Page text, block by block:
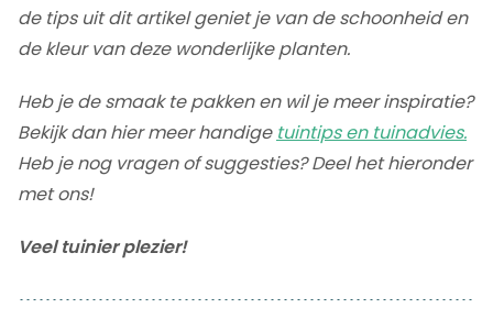
de tips uit dit artikel geniet je van de schoonheid en
de kleur van deze wonderlijke planten.
Heb je de smaak te pakken en wil je meer inspiratie?
Bekijk dan hier meer handige tuintips en tuinadvies.
Heb je nog vragen of suggesties? Deel het hieronder
met ons!
Veel tuinier plezier!